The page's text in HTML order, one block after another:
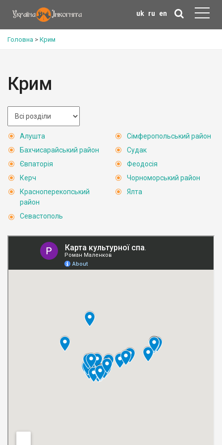
uk ru en
Головна > Крим
Крим
Алушта
Бахчисарайський район
Євпаторія
Керч
Красноперекопський
район
Севастополь
Сімферопольський район
Судак
Феодосія
Чорноморський район
Ялта